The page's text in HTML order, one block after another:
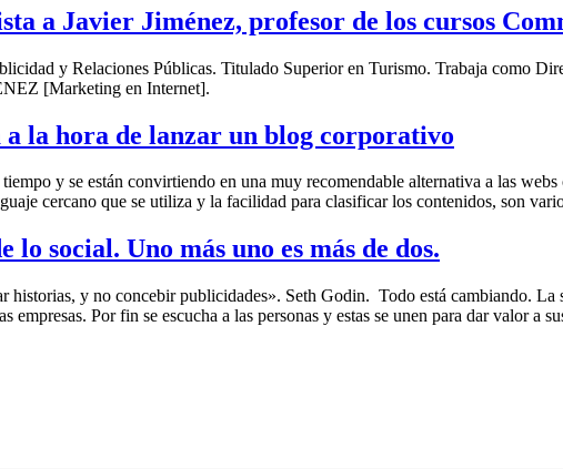
a Javier Jiménez, profesor de los cursos
y Relaciones Públicas. Titulado Superior en Turismo. Trabaja como
[Marketing en Internet].
a la hora de lanzar un blog corporativo
y se están convirtiendo en una muy recomendable alternativa a las
cercano que se utiliza y la facilidad para clasificar los contenidos, son
lo social. Uno más uno es más de dos.
y no concebir publicidades». Seth Godin. Todo está cambiando. La
empresas. Por fin se escucha a las personas y estas se unen para dar valor a